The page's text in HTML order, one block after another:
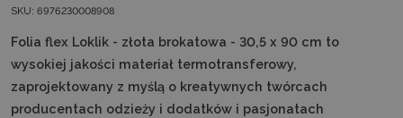
SKU: 6976230008908
Folia flex Loklik - złota brokatowa - 30,5 x 90 cm to
wysokiej jakości materiał termotransferowy,
zaprojektowany z myślą o kreatywnych twórcach
producentach odzieży i dodatków i pasjonatach